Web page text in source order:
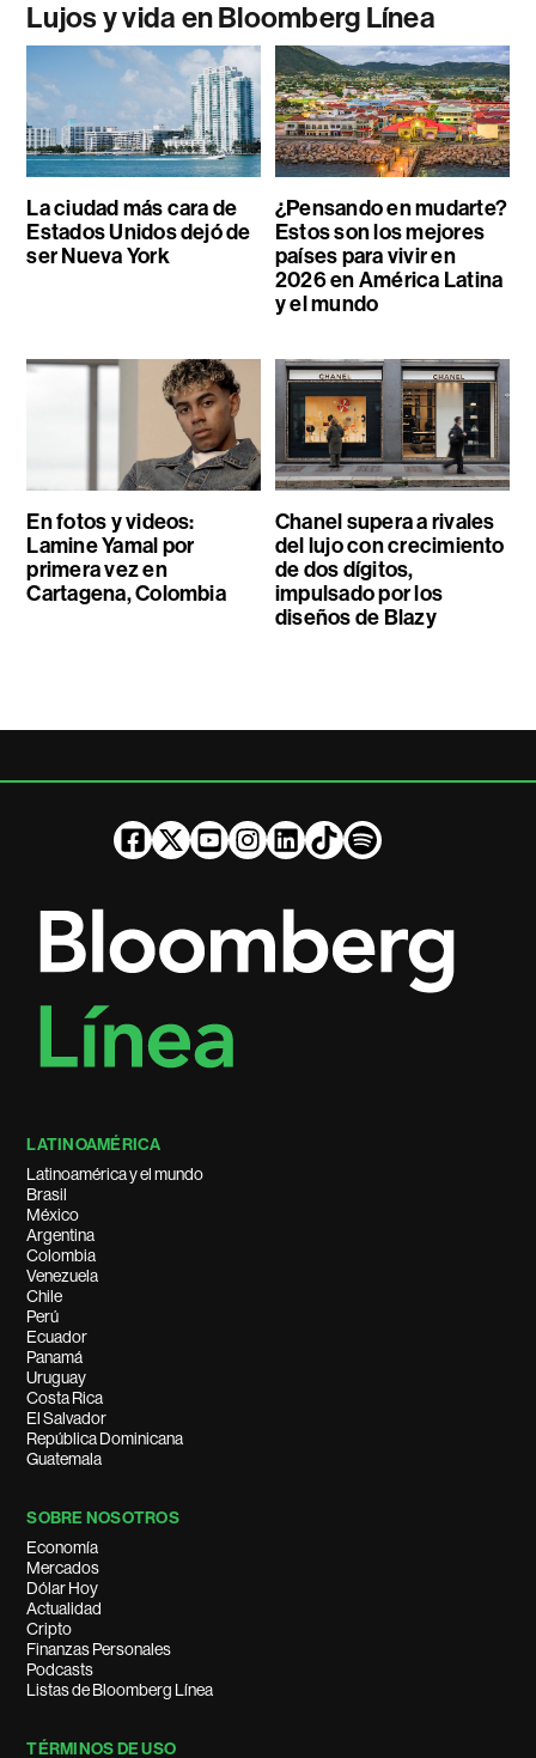
Lujos y vida en Bloomberg Línea
La ciudad más cara de
Estados Unidos dejó de
ser Nueva York
¿Pensando en mudarte?
Estos son los mejores
países para vivir en
2026 en América Latina
y el mundo
En fotos y videos:
Lamine Yamal por
primera vez en
Cartagena, Colombia
Chanel supera a rivales
del lujo con crecimiento
de dos dígitos,
impulsado por los
diseños de Blazy
LATINOAMÉRICA
Latinoamérica y el mundo
Brasil
México
Argentina
Colombia
Venezuela
Chile
Perú
Ecuador
Panamá
Uruguay
Costa Rica
El Salvador
República Dominicana
Guatemala
SOBRE NOSOTROS
Economía
Mercados
Dólar Hoy
Actualidad
Cripto
Finanzas Personales
Podcasts
Listas de Bloomberg Línea
TÉRMINOS DE USO